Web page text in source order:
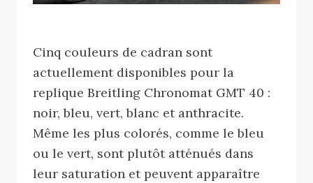
Cinq couleurs de cadran sont
actuellement disponibles pour la
replique Breitling Chronomat GMT 40 :
noir, bleu, vert, blanc et anthracite.
Même les plus colorés, comme le bleu
ou le vert, sont plutôt atténués dans
leur saturation et peuvent apparaître